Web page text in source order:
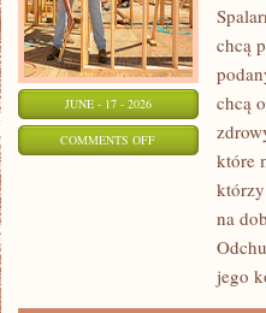
JUNE - 17 - 2026
COMMENTS OFFON
LIFESTYLE
chcą
chcą
które
na
jego